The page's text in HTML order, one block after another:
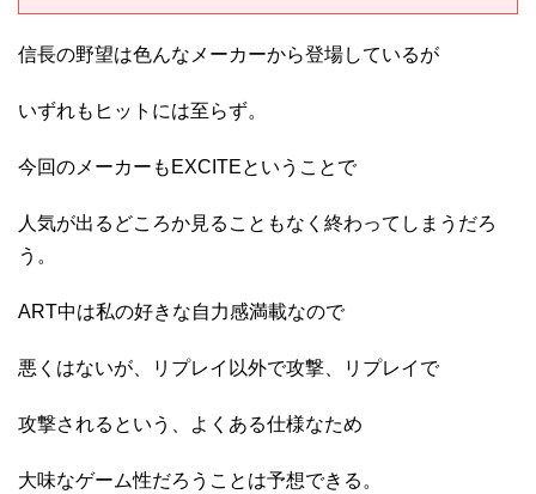
信長の野望は色んなメーカーから登場しているが
いずれもヒットには至らず。
今回のメーカーもEXCITEということで
人気が出るどころか見ることもなく終わってしまうだろ
う。
ART中は私の好きな自力感満載なので
悪くはないが、リプレイ以外で攻撃、リプレイで
攻撃されるという、よくある仕様なため
大味なゲーム性だろうことは予想できる。